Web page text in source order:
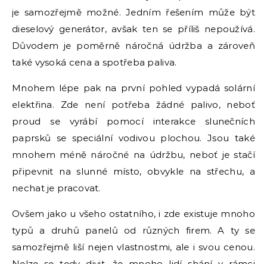
je samozřejmě možné. Jedním řešením může být
dieselový generátor, avšak ten se příliš nepoužívá.
Důvodem je poměrně náročná údržba a zároveň
také vysoká cena a spotřeba paliva.
Mnohem lépe pak na první pohled vypadá solární
elektřina. Zde není potřeba žádné palivo, neboť
proud se vyrábí pomocí interakce slunečních
paprsků se speciální vodivou plochou. Jsou také
mnohem méně náročné na údržbu, neboť je stačí
připevnit na slunné místo, obvykle na střechu, a
nechat je pracovat.
Ovšem jako u všeho ostatního, i zde existuje mnoho
typů a druhů panelů od různých firem. A ty se
samozřejmě liší nejen vlastnostmi, ale i svou cenou.